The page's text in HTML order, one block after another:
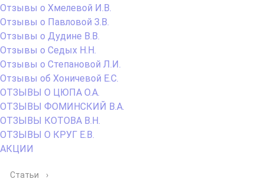
Отзывы о Хмелевой И.В.
Отзывы о Павловой З.В.
Отзывы о Дудине В.В.
Отзывы о Седых Н.Н.
Отзывы о Степановой Л.И.
Отзывы об Хоничевой Е.С.
ОТЗЫВЫ О ЦЮПА О.А.
ОТЗЫВЫ ФОМИНСКИЙ В.А.
ОТЗЫВЫ КОТОВА В.Н.
ОТЗЫВЫ О КРУГ Е.В.
АКЦИИ
Статьи ›